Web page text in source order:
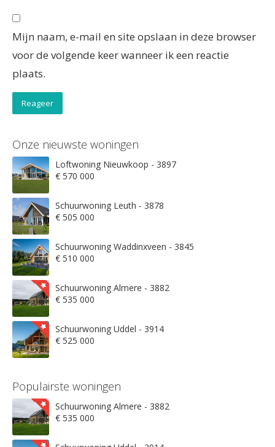
Mijn naam, e-mail en site opslaan in deze browser
voor de volgende keer wanneer ik een reactie
plaats.
Onze nieuwste woningen
Loftwoning Nieuwkoop - 3897
€ 570 000
Schuurwoning Leuth - 3878
€ 505 000
Schuurwoning Waddinxveen - 3845
€ 510 000
Schuurwoning Almere - 3882
€ 535 000
Schuurwoning Uddel - 3914
€ 525 000
Populairste woningen
Schuurwoning Almere - 3882
€ 535 000